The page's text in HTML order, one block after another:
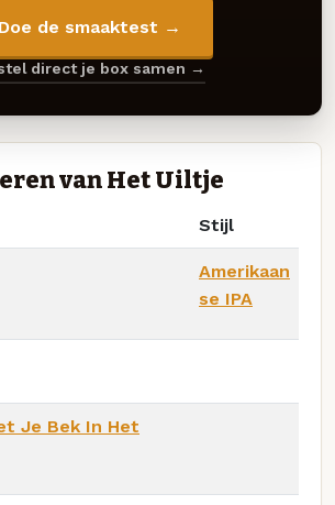
Doe de smaaktest →
direct je box samen →
van Het Uiltje
Stijl
Amerikaan
se IPA
Je Bek In Het